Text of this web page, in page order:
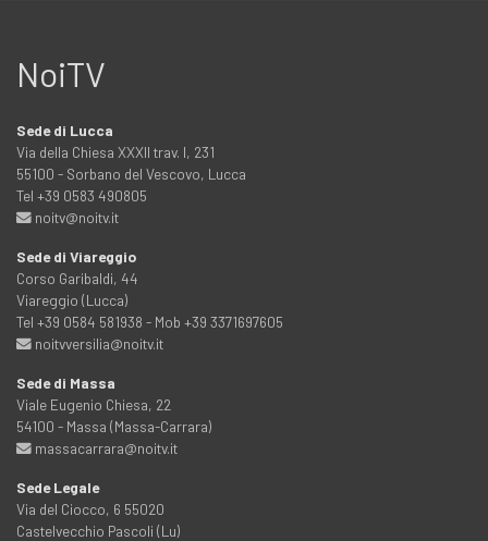
NoiTV
Sede di Lucca
Via della Chiesa XXXII trav. I, 231
55100 - Sorbano del Vescovo, Lucca
Tel +39 0583 490805
noitv@noitv.it
Sede di Viareggio
Corso Garibaldi, 44
Viareggio (Lucca)
Tel +39 0584 581938 - Mob +39 3371697605
noitvversilia@noitv.it
Sede di Massa
Viale Eugenio Chiesa, 22
54100 - Massa (Massa-Carrara)
massacarrara@noitv.it
Sede Legale
Via del Ciocco, 6 55020
Castelvecchio Pascoli (Lu)